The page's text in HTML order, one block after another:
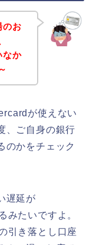
お
なか
が使えない
、ご自身の銀行
のかをチェック
遅延が
みたいですよ。
引き落とし口座